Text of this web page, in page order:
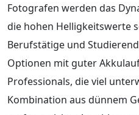
Fotografen werden das
die hohen Helligkeitswerte
Berufstätige und
Optionen mit guter
Professionals, die viel
Kombination aus dünnem